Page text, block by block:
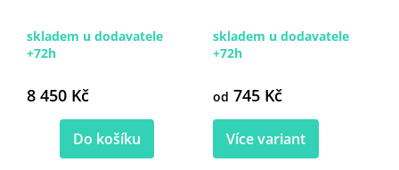
skladem u dodavatele
+72h
8 450 Kč
Do košíku
skladem u dodavatele
+72h
od 745 Kč
Více variant